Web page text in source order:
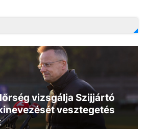
vizsgálja Szijjártó
vesztegetés